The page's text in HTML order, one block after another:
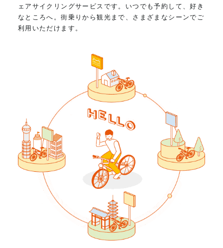
ェアサイクリングサービスです。いつでも予約して、好き
なところへ。街乗りから観光まで、さまざまなシーンでご
利用いただけます。